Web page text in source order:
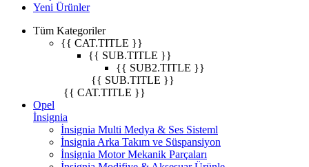
Yeni Ürünler
Tüm Kategoriler
{{ CAT.TITLE }}
{{ SUB.TITLE }}
{{ SUB2.TITLE }}
{{ SUB.TITLE }}
{{ CAT.TITLE }}
Opel
İnsignia
İnsignia Multi Medya & Ses Sisteml
İnsignia Arka Takım ve Süspansiyon
İnsignia Motor Mekanik Parçaları